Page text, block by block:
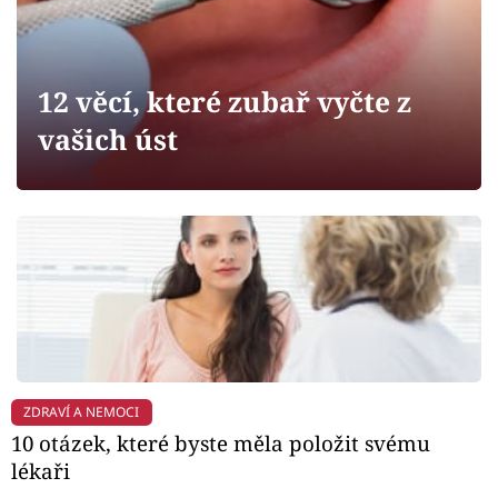
Sledujte prima+
Filmový festival Karlovy Vary
Přihlášení
Sledujte nás
12 věcí, které zubař vyčte z
vašich úst
ZDRAVÍ A NEMOCI
10 otázek, které byste měla položit svému
lékaři